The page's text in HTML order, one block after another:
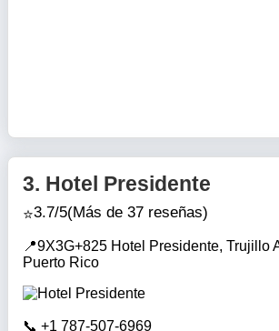
3. Hotel Presidente
3.7/5(Más de 37 reseñas)
9X3G+825 Hotel Presidente, Trujillo
Puerto Rico